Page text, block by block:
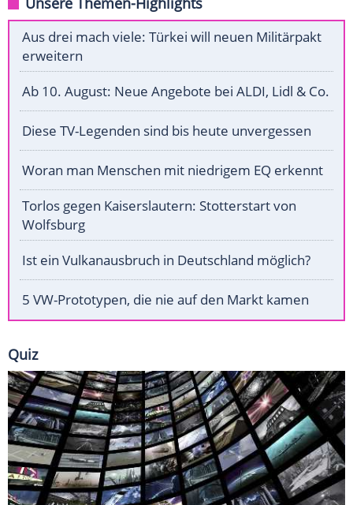
Aus drei mach viele: Türkei will neuen Militärpakt
erweitern
Ab 10. August: Neue Angebote bei ALDI, Lidl & Co.
Diese TV-Legenden sind bis heute unvergessen
Woran man Menschen mit niedrigem EQ erkennt
Torlos gegen Kaiserslautern: Stotterstart von
Wolfsburg
Ist ein Vulkanausbruch in Deutschland möglich?
5 VW-Prototypen, die nie auf den Markt kamen
Quiz